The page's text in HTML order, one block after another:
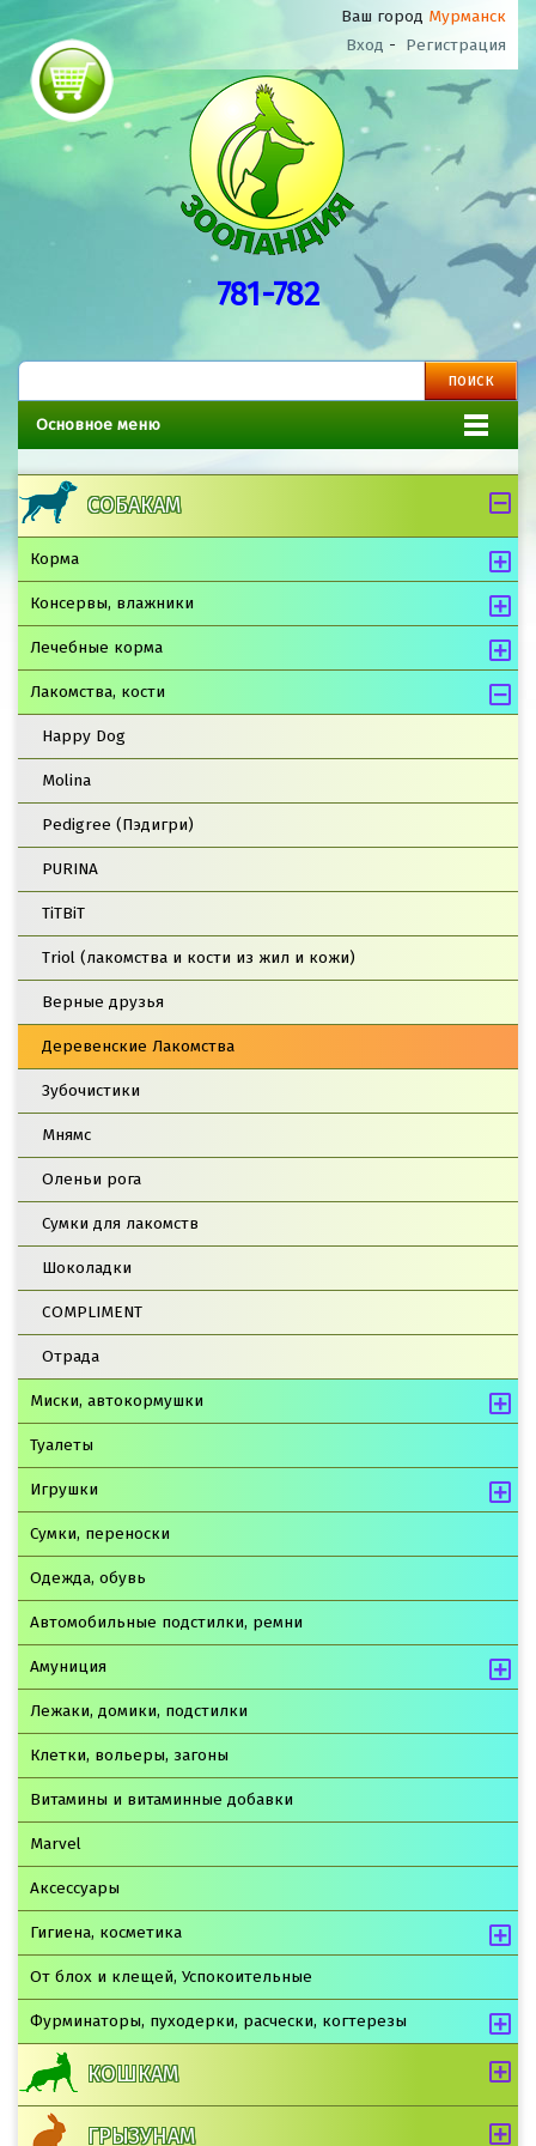
Ваш город Мурманск
Вход - Регистрация
781-782
Основное меню
СОБАКАМ
Корма
Консервы, влажники
Лечебные корма
Лакомства, кости
Happy Dog
Molina
Pedigree (Пэдигри)
PURINA
TiTBiT
Triol (лакомства и кости из жил и кожи)
Верные друзья
Деревенские Лакомства
Зубочистики
Мнямс
Оленьи рога
Сумки для лакомств
Шоколадки
COMPLIMENT
Отрада
Миски, автокормушки
Туалеты
Игрушки
Сумки, переноски
Одежда, обувь
Автомобильные подстилки, ремни
Амуниция
Лежаки, домики, подстилки
Клетки, вольеры, загоны
Витамины и витаминные добавки
Marvel
Аксессуары
Гигиена, косметика
От блох и клещей, Успокоительные
Фурминаторы, пуходерки, расчески, когтерезы
КОШКАМ
ГРЫЗУНАМ